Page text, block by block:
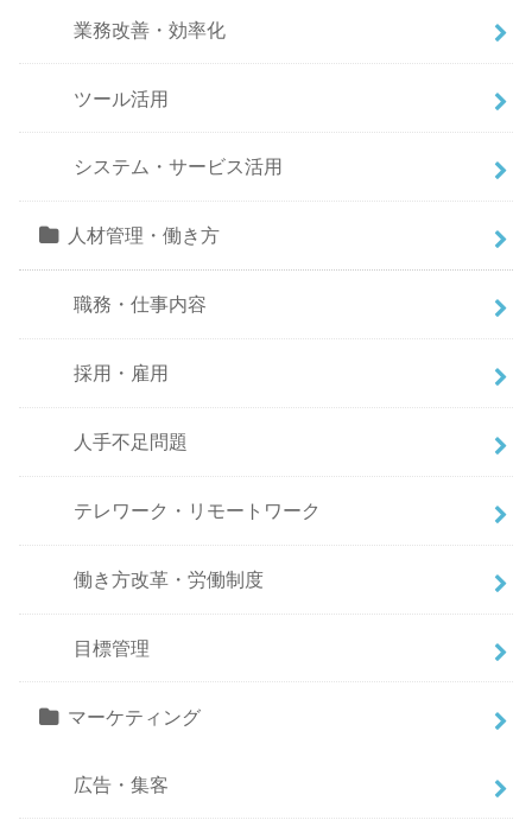
業務改善・効率化
ツール活用
システム・サービス活用
人材管理・働き方
職務・仕事内容
採用・雇用
人手不足問題
テレワーク・リモートワーク
働き方改革・労働制度
目標管理
マーケティング
広告・集客